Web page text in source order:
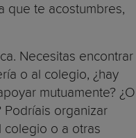
que te acostumbres,
Necesitas encontrar
o al colegio, ¿hay
mutuamente? ¿O
Podríais organizar
colegio o a otras